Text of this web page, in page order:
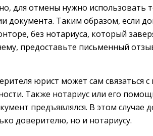
для отмены нужно использовать
документа. Таким образом, если
без нотариуса, который
предоставьте письменный
юрист может сам связаться
Также нотариус или его
предъявлялся. В этом случае
доверителю, но и нотариусу.